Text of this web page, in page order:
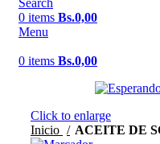
Search
0 items Bs.0,00
Menu
0 items Bs.0,00
Click to enlarge
Inicio
ACEITE DE